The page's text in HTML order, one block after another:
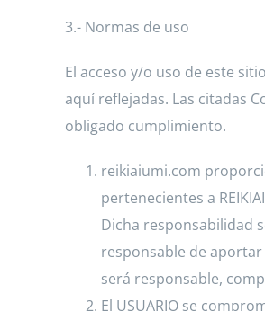
3.- Normas de uso
El acceso y/o uso de este
aquí reflejadas. Las citadas
obligado cumplimiento.
reikiaiumi.com
pertenecientes a
Dicha responsabilidad
responsable de
será responsable,
El USUARIO se